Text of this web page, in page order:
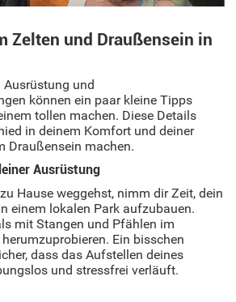
Zelten und Draußensein in
Ausrüstung und
können ein paar kleine Tipps
tollen machen. Diese Details
in deinem Komfort und deiner
Draußensein machen.
Ausrüstung
Hause weggehst, nimm dir Zeit, dein
einem lokalen Park aufzubauen.
mit Stangen und Pfählen im
Ein bisschen
dass das Aufstellen deines
und stressfrei verläuft.